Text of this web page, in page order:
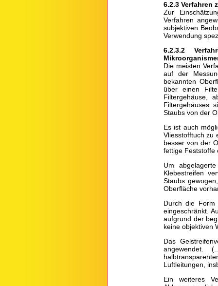
6.2.3 Verfahren
Zur
Verfahren
subjektiven
Verwendung
6.2.3.2
Die meisten
auf der
bekannten
über einen
Filtergehäuse,
Filtergehäuses
Staubs von der
Es ist auch
Vliesstofftuch zu
besser von der
fettige Feststoffe
Um
Klebestreifen
Staubs
Oberfläche
Durch die
eingeschränkt.
aufgrund der
keine objektiven
Das
angewendet.
Luftleitungen,
Ein weiteres